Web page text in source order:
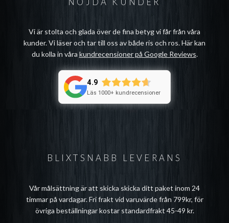
BLIXTSNABB LEVERANS
Vår målsättning är att skicka skicka ditt paket inom 24
timmar på vardagar. Fri frakt vid varuvärde från 799kr, för
övriga beställningar kostar standardfrakt 45-49 kr.
Vi är stolta och glada över de fina betyg vi får från våra
kunder. Vi läser och tar till oss av både ris och ros. Här kan
du kolla in våra kundrecensioner på Google Reviews.
4.9
Läs 1000+ kundrecensioner